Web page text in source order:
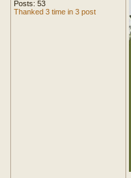
Posts: 53
Thanked 3 time in 3 post